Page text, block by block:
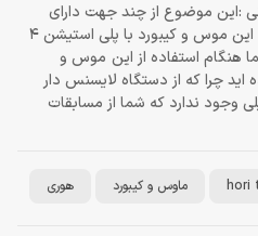
:این موضوع از چند جهت دارای
اهمیت است نخست اینکه سازگاری این موس و کیبورد با پلی استیشن 4
هنگام استفاده از این موس و
اید چرا که از دستگاه لایسنس دار
وجود ندارد که شما از مسابقات
hori ماوس و کیبورد هوری